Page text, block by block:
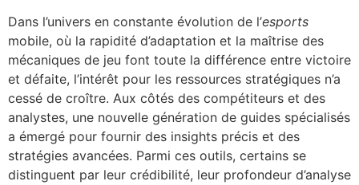
Dans l’univers en constante évolution de l’esports
mobile, où la rapidité d’adaptation et la maîtrise des
mécaniques de jeu font toute la différence entre victoire
et défaite, l’intérêt pour les ressources stratégiques n’a
cessé de croître. Aux côtés des compétiteurs et des
analystes, une nouvelle génération de guides spécialisés
a émergé pour fournir des insights précis et des
stratégies avancées. Parmi ces outils, certains se
distinguent par leur crédibilité, leur profondeur d’analyse